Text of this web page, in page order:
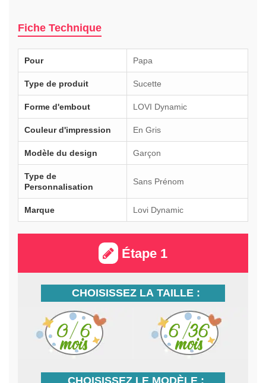
Fiche Technique
Pour Papa
Type de produit Sucette
Forme d'embout LOVI Dynamic
Couleur d'impression En Gris
Modèle du design Garçon
Type de
Personnalisation
Sans Prénom
Marque Lovi Dynamic
Étape 1
CHOISISSEZ LA TAILLE :
CHOISISSEZ LE MODÈLE :